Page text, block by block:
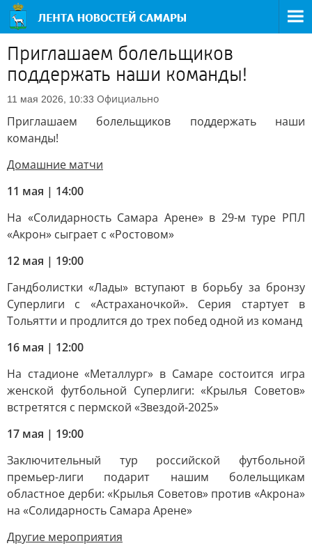
Приглашаем болельщиков
поддержать наши команды!
11 мая 2026, 10:33 Официально
Приглашаем болельщиков поддержать наши
команды!
Домашние матчи
11 мая | 14:00
На «Солидарность Самара Арене» в 29-м туре РПЛ
«Акрон» сыграет с «Ростовом»
12 мая | 19:00
Гандболистки «Лады» вступают в борьбу за бронзу
Суперлиги с «Астраханочкой». Серия стартует в
Тольятти и продлится до трех побед одной из команд
16 мая | 12:00
На стадионе «Металлург» в Самаре состоится игра
женской футбольной Суперлиги: «Крылья Советов»
встретятся с пермской «Звездой-2025»
17 мая | 19:00
Заключительный тур российской футбольной
премьер-лиги подарит нашим болельщикам
областное дерби: «Крылья Советов» против «Акрона»
на «Солидарность Самара Арене»
Другие мероприятия